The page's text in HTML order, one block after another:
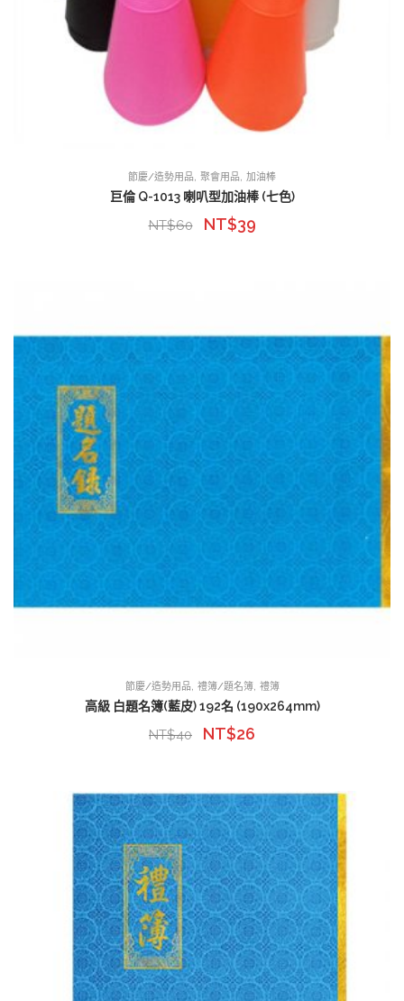
節慶/造勢用品 聚會用品 加油棒
巨倫 Q-1013 喇叭型加油棒 (七色)
NT$60 NT$39
節慶/造勢用品 禮簿/題名簿, 禮簿
高級 白題名簿(藍皮) 192名 (190x264mm)
NT$40 NT$26